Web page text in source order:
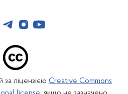
за ліцензією Creative Commons